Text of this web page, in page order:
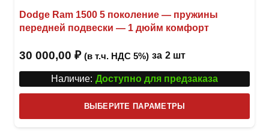
Dodge Ram 1500 5 поколение — пружины
передней подвески — 1 дюйм комфорт
30 000,00 ₽ (в т.ч. НДС 5%) за 2 шт
Наличие: Доступно для предзаказа
ВЫБЕРИТЕ ПАРАМЕТРЫ
товар